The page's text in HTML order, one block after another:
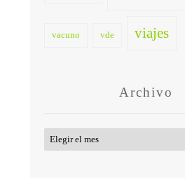
vacuno vde viajes
Archivo
Archivo